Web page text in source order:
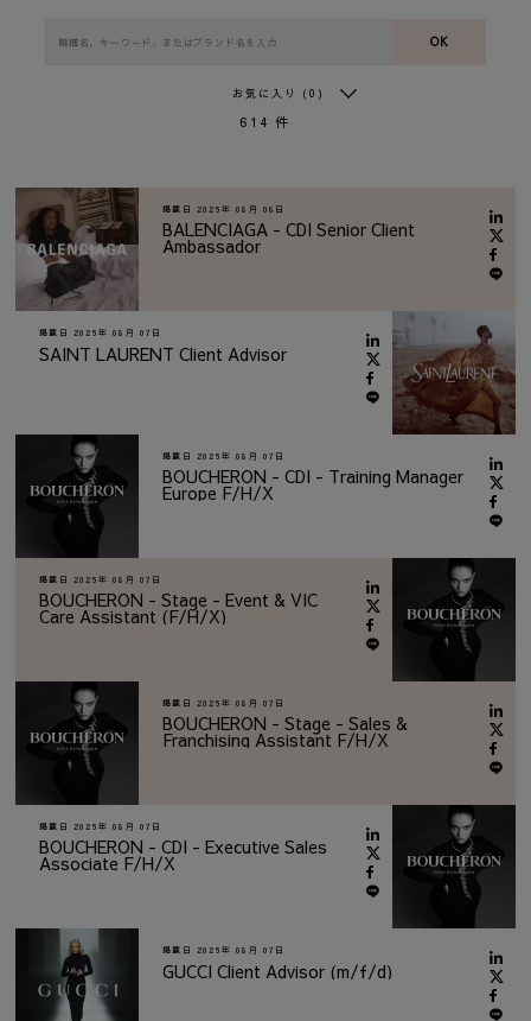
OK
お気に入り (0)
614 件
掲載日 2026年 08月 08日
BALENCIAGA - CDI Senior Client
Ambassador
掲載日 2026年 08月 07日
SAINT LAURENT Client Advisor
掲載日 2026年 08月 07日
BOUCHERON - CDI - Training Manager
Europe F/H/X
掲載日 2026年 08月 07日
BOUCHERON - Stage - Event & VIC
Care Assistant (F/H/X)
掲載日 2026年 08月 07日
BOUCHERON - Stage - Sales &
Franchising Assistant F/H/X
掲載日 2026年 08月 07日
BOUCHERON - CDI - Executive Sales
Associate F/H/X
掲載日 2026年 08月 07日
GUCCI Client Advisor (m/f/d)